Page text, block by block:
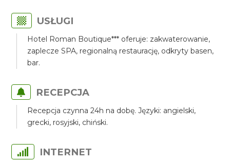
USŁUGI
Hotel Roman Boutique*** oferuje: zakwaterowanie,
zaplecze SPA, regionalną restaurację, odkryty basen,
bar.
RECEPCJA
Recepcja czynna 24h na dobę. Języki: angielski,
grecki, rosyjski, chiński.
INTERNET